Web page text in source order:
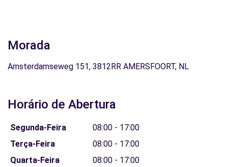
Morada
Amsterdamseweg 151, 3812RR AMERSFOORT, NL
Horário de Abertura
Segunda-Feira
08:00 - 17:00
Terça-Feira
08:00 - 17:00
Quarta-Feira
08:00 - 17:00